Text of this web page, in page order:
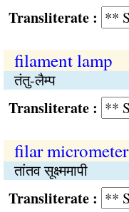
:
filament lamp
तंतु-लैम्प
:
filar micrometer
तांतव सूक्ष्ममापी
: